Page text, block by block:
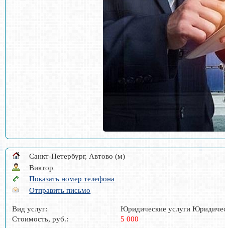
Санкт-Петербург, Автово (м)
Виктор
Показать номер телефона
Отправить письмо
Вид услуг:
Юридические услуги
Стоимость, руб.:
5 000